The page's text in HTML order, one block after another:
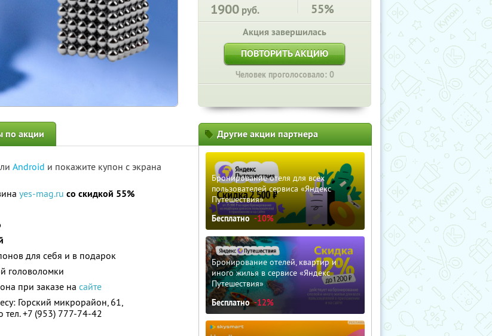
1900 руб. 55%
Акция завершилась
ПОВТОРИТЬ АКЦИЮ
Человек проголосовало: 0
по акции
Android и покажите купон с экрана
yes-mag.ru со скидкой 55%
для себя и в подарок
головоломки
при заказе на сайте
Горский микрорайон, 61,
тел. +7 (953) 777-74-42
Другие акции партнера
Бронирование отеля для всех
пользователей сервиса «Яндекс
Путешествия»
Бесплатно -10%
Бронирование отелей, квартир и
иного жилья в сервисе «Яндекс
Путешествия»
Бесплатно -12%